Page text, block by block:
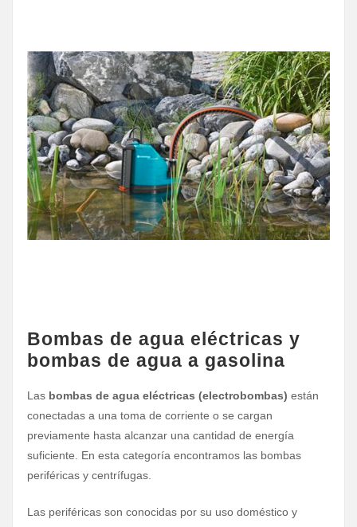
Bombas de agua eléctricas y
bombas de agua a gasolina
Las bombas de agua eléctricas (electrobombas) están
conectadas a una toma de corriente o se cargan
previamente hasta alcanzar una cantidad de energía
suficiente. En esta categoría encontramos las bombas
periféricas y centrífugas.
Las periféricas son conocidas por su uso doméstico y